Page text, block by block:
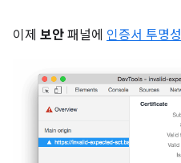
이제 보안 패널에 인증서 투명성